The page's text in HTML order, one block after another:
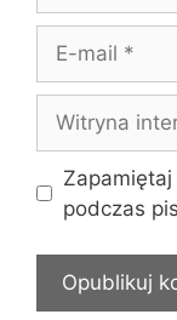
mail
internetowa
podczas